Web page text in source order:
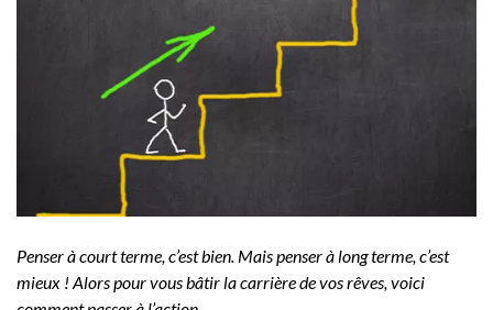
Inscrivez-vous à l'infolettre
Employeurs
Publiez une offre d'emploi
Penser à court terme, c’est bien. Mais penser à long terme, c’est
mieux ! Alors pour vous bâtir la carrière de vos rêves, voici